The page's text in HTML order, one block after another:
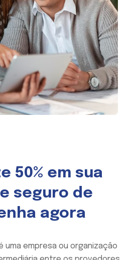
50% em sua
seguro de
agora
uma empresa ou organização